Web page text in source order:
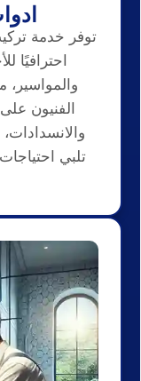
توفر خدمة
احترافيًا
والمواسير،
الفنيون
تلبي